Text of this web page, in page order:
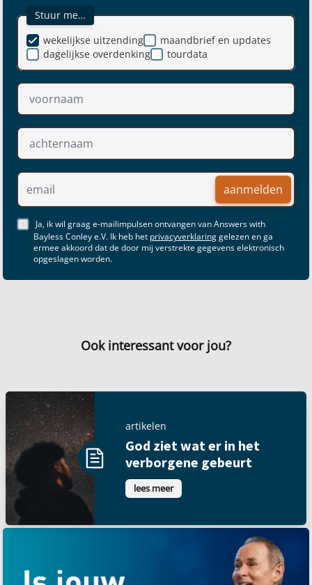
Stuur me…
maandbrief en updates
dagelijkse overdenking
wekelijkse uitzending
tourdata
aanmelden
Ja, ik wil graag e-mailimpulsen ontvangen van Answers with
Bayless Conley e.V. Ik heb het privacyverklaringgelezen en ga
ermee akkoord dat de door mij verstrekte gegevens elektronisch
opgeslagen worden.
Ook interessant voor jou?
artikelen
God ziet wat er in het
verborgene gebeurt
lees meer